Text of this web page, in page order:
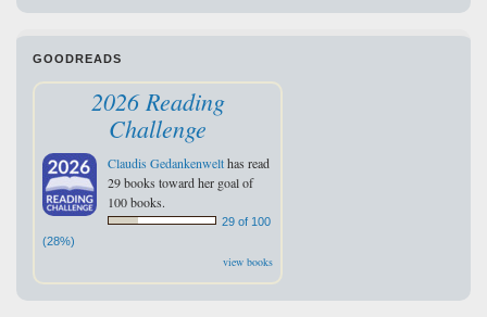
GOODREADS
2026 Reading
Challenge
Claudis Gedankenwelthas read
29 books toward her goal of
100 books.
29 of 100
(28%)
view books